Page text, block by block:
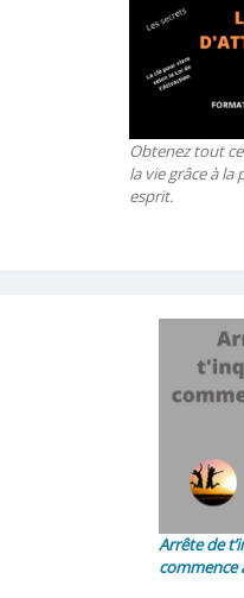
Obtenez tout
la vie grâce à la
esprit.
Arrête de
commence